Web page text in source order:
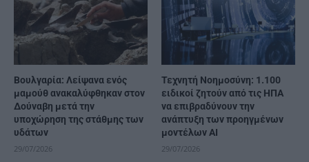
Βουλγαρία: Λείψανα ενός
μαμούθ ανακαλύφθηκαν στον
Δούναβη μετά την
υποχώρηση της στάθμης των
υδάτων
29/07/2026
Τεχνητή Νοημοσύνη: 1.100
ειδικοί ζητούν από τις ΗΠΑ
να επιβραδύνουν την
ανάπτυξη των προηγμένων
μοντέλων AI
29/07/2026